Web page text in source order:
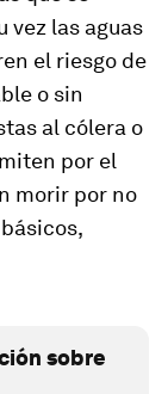
vez las aguas
el riesgo de
o sin
al cólera o
por el
morir por no
sobre